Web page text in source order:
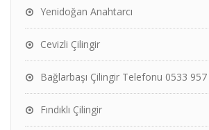
Yenidoğan Anahtarcı
Cevizli Çilingir
Bağlarbaşı Çilingir Telefonu 0533
Fındıklı Çilingir